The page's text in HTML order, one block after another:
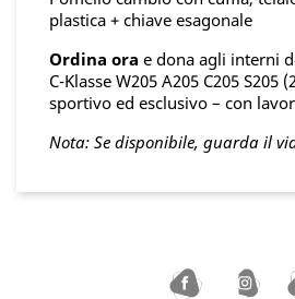
plastica + chiave esagonale
Ordina ora e dona agli interni
C-Klasse W205 A205 C205 S205
sportivo ed esclusivo – con
Nota: Se disponibile, guarda il